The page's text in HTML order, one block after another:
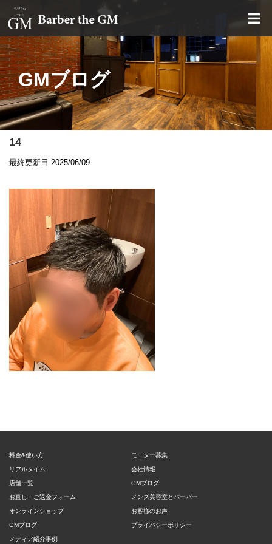
大阪・本町｜大人の散髪屋
GMブログ
14
最終更新日:2025/06/09
料金&使い方
リアルタイム
店舗一覧
お直し・ご返金フォーム
オンラインショップ
GMブログ
メディア紹介事例
モニター募集
会社情報
GMブログ
メンズ美容室とバーバー
お客様のお声
プライバシーポリシー